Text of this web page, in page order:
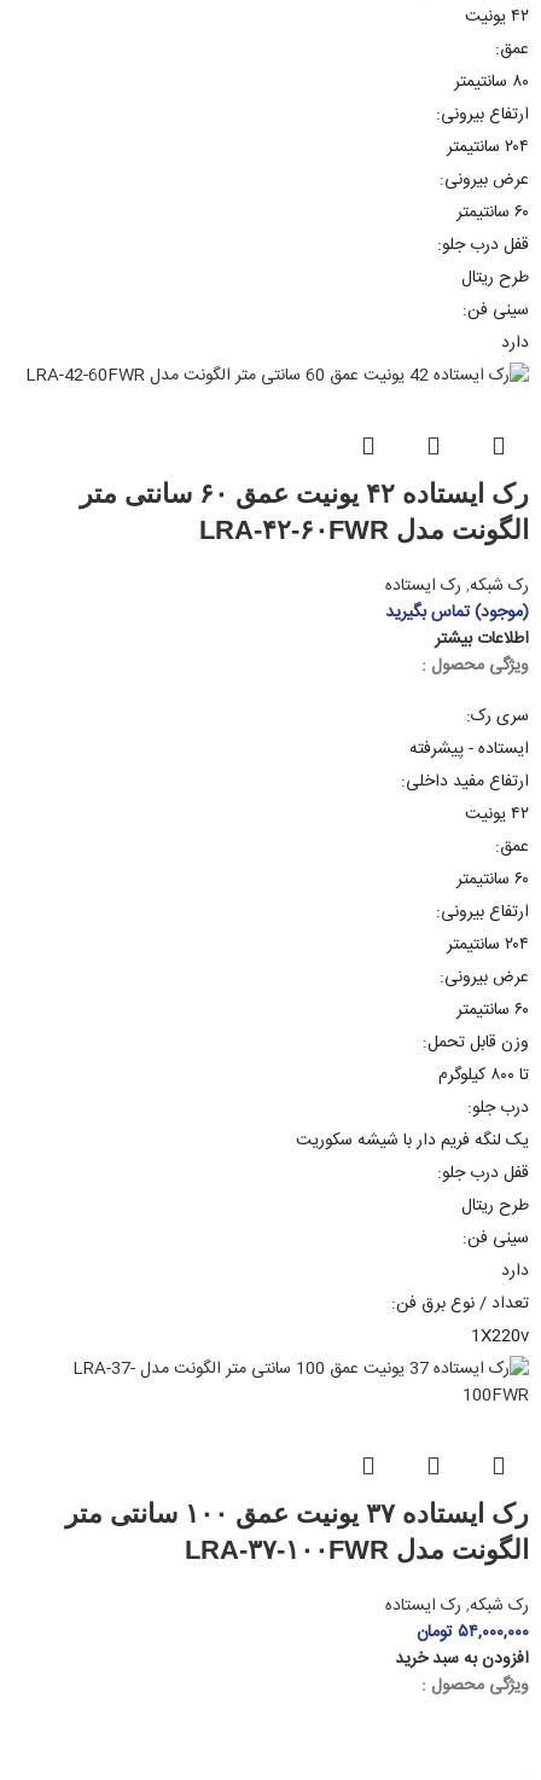
۴۲ یونیت
عمق:
۸۰ سانتیمتر
ارتفاع بیرونی:
۲۰۴ سانتیمتر
عرض بیرونی:
۶۰ سانتیمتر
قفل درب جلو:
طرح ریتال
سینی فن:
دارد
رک ایستاده ۴۲ یونیت عمق ۶۰ سانتی متر
الگونت مدل LRA-۴۲-۶۰FWR
رک شبکه, رک ایستاده
(موجود) تماس بگیرید
اطلاعات بیشتر
ویژگی محصول :
سری رک:
ایستاده - پیشرفته
ارتفاع مفید داخلی:
۴۲ یونیت
عمق:
۶۰ سانتیمتر
ارتفاع بیرونی:
۲۰۴ سانتیمتر
عرض بیرونی:
۶۰ سانتیمتر
وزن قابل تحمل:
تا ۸۰۰ کیلوگرم
درب جلو:
یک لنگه فریم دار با شیشه سکوریت
قفل درب جلو:
طرح ریتال
سینی فن:
دارد
تعداد / نوع برق فن:
1X220v
رک ایستاده ۳۷ یونیت عمق ۱۰۰ سانتی متر
الگونت مدل LRA-۳۷-۱۰۰FWR
رک شبکه, رک ایستاده
۵۴,۰۰۰,۰۰۰تومان
افزودن به سبد خرید
ویژگی محصول :